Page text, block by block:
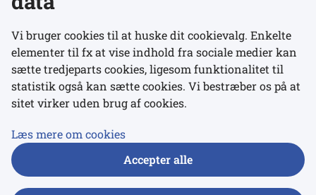
Links
Udgivelser
Vi bruger cookies til at huske dit cookievalg. Enkelte
elementer til fx at vise indhold fra sociale medier kan
sætte tredjeparts cookies, ligesom funktionalitet til
statistik også kan sætte cookies. Vi bestræber os på at
sitet virker uden brug af cookies.
Læs mere om cookies
Accepter alle